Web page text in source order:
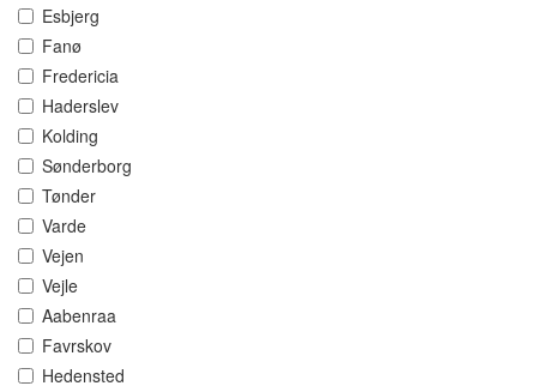
Esbjerg
Fanø
Fredericia
Haderslev
Kolding
Sønderborg
Tønder
Varde
Vejen
Vejle
Aabenraa
Favrskov
Hedensted